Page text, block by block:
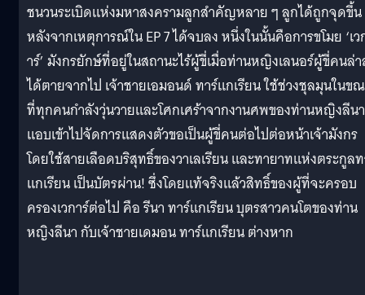
ชนวนระเบิดแห่งมหาสงครามลูกสำคัญหลาย ๆ ลูกได้ถูกจุดขึ้น
หลังจากเหตุการณ์ใน EP 7 ได้จบลง หนึ่งในนั้นคือการขโมย ‘เ
าร์’ มังกรยักษ์ที่อยู่ในสถานะไร้ผู้ขี่เมื่อท่านหญิงเลนอร์ผู้ขี่คนล่
ได้ตายจากไป เจ้าชายเอมอนด์ ทาร์แกเรียน ใช้ช่วงชุลมุนในข
ที่ทุกคนกำลังวุ่นวายและโศกเศร้าจากงานศพของท่านหญิงลีนา
แอบเข้าไปจัดการแสดงตัวขอเป็นผู้ขี่คนต่อไปต่อหน้าเจ้ามังกร
โดยใช้สายเลือดบริสุทธิ์ของวาเลเรียน และทายาทแห่งตระกูล
แกเรียน เป็นบัตรผ่าน! ซึ่งโดยแท้จริงแล้วสิทธิ์ของผู้ที่จะครอบ
ครองเวการ์ต่อไป คือ รีนา ทาร์แกเรียน บุตรสาวคนโตของท่าน
หญิงลีนา กับเจ้าชายเดมอน ทาร์แกเรียน ต่างหาก